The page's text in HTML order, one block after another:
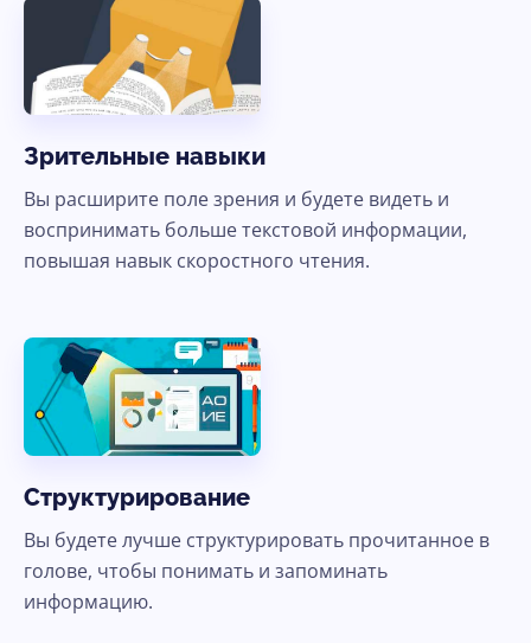
Зрительные навыки
Вы расширите поле зрения и будете видеть и
воспринимать больше текстовой информации,
повышая навык скоростного чтения.
Структурирование
Вы будете лучше структурировать прочитанное в
голове, чтобы понимать и запоминать
информацию.